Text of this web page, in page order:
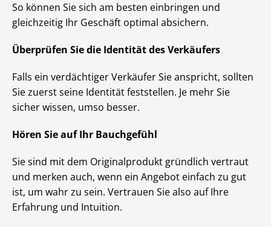
So können Sie sich am besten einbringen und
gleichzeitig Ihr Geschäft optimal absichern.
Überprüfen Sie die Identität des Verkäufers
Falls ein verdächtiger Verkäufer Sie anspricht, sollten
Sie zuerst seine Identität feststellen. Je mehr Sie
sicher wissen, umso besser.
Hören Sie auf Ihr Bauchgefühl
Sie sind mit dem Originalprodukt gründlich vertraut
und merken auch, wenn ein Angebot einfach zu gut
ist, um wahr zu sein. Vertrauen Sie also auf Ihre
Erfahrung und Intuition.